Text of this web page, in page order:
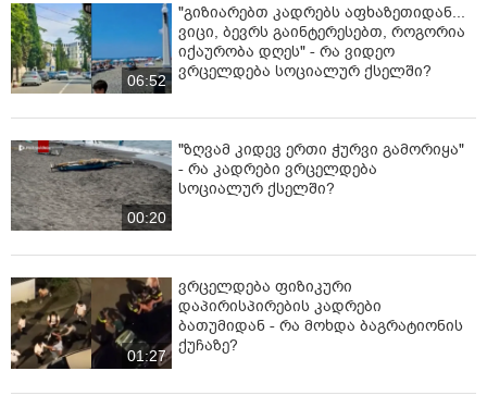
06:52
"გიზიარებთ კადრებს აფხაზეთიდან...
ვიცი, ბევრს გაინტერესებთ, როგორია
იქაურობა დღეს" - რა ვიდეო
ვრცელდება სოციალურ ქსელში?
00:20
"ზღვამ კიდევ ერთი ჭურვი გამორიყა"
- რა კადრები ვრცელდება
სოციალურ ქსელში?
01:27
ვრცელდება ფიზიკური
დაპირისპირების კადრები
ბათუმიდან - რა მოხდა ბაგრატიონის
ქუჩაზე?